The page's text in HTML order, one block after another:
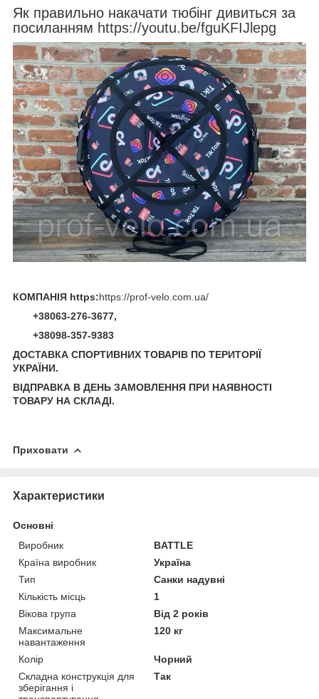
Як правильно накачати тюбінг дивиться за
посиланням https://youtu.be/fguKFIJlepg
КОМПАНІЯ https:https://prof-velo.com.ua/
+38063-276-3677,
+38098-357-9383
ДОСТАВКА СПОРТИВНИХ ТОВАРІВ ПО ТЕРИТОРІЇ
УКРАЇНИ.
ВІДПРАВКА В ДЕНЬ ЗАМОВЛЕННЯ ПРИ НАЯВНОСТІ
ТОВАРУ НА СКЛАДІ.
Приховати
Характеристики
Основні
Виробник
BATTLE
Країна виробник
Україна
Тип
Санки надувні
Кількість місць
1
Вікова група
Від 2 років
Максимальне
навантаження
120 кг
Колір
Чорний
Складна конструкція для
зберігання і
Так